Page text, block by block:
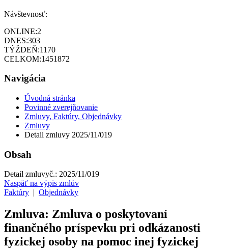
Návštevnosť:
ONLINE:2
DNES:303
TÝŽDEŇ:1170
CELKOM:1451872
Navigácia
Úvodná stránka
Povinné zverejňovanie
Zmluvy, Faktúry, Objednávky
Zmluvy
Detail zmluvy 2025/11/019
Obsah
Detail zmluvyč.: 2025/11/019
Naspäť na výpis zmlúv
Faktúry
Objednávky
Zmluva: Zmluva o poskytovaní
finančného príspevku pri odkázanosti
fyzickej osoby na pomoc inej fyzickej